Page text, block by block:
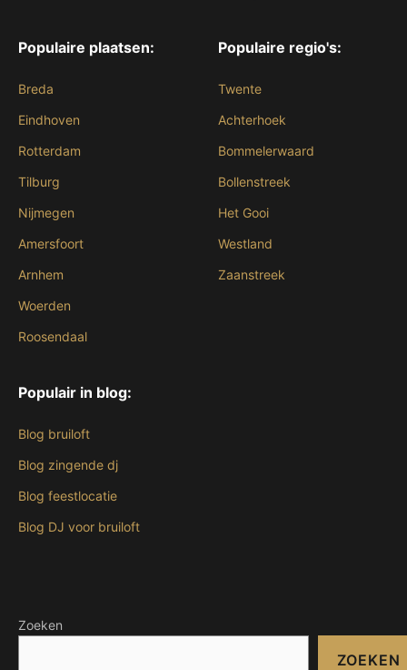
Populaire plaatsen:
Breda
Eindhoven
Rotterdam
Tilburg
Nijmegen
Amersfoort
Arnhem
Woerden
Roosendaal
Populaire regio's:
Twente
Achterhoek
Bommelerwaard
Bollenstreek
Het Gooi
Westland
Zaanstreek
Populair in blog:
Blog bruiloft
Blog zingende dj
Blog feestlocatie
Blog DJ voor bruiloft
Zoeken
ZOEKEN